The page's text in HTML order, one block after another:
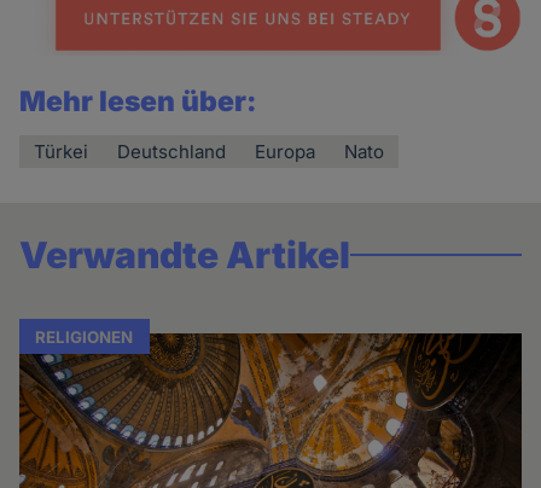
Mehr lesen über:
Türkei Deutschland Europa Nato
Verwandte Artikel
RELIGIONEN